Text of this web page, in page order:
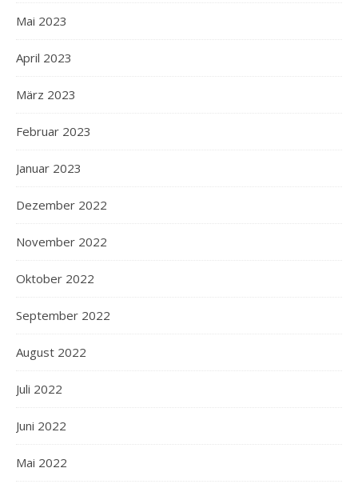
Mai 2023
April 2023
März 2023
Februar 2023
Januar 2023
Dezember 2022
November 2022
Oktober 2022
September 2022
August 2022
Juli 2022
Juni 2022
Mai 2022